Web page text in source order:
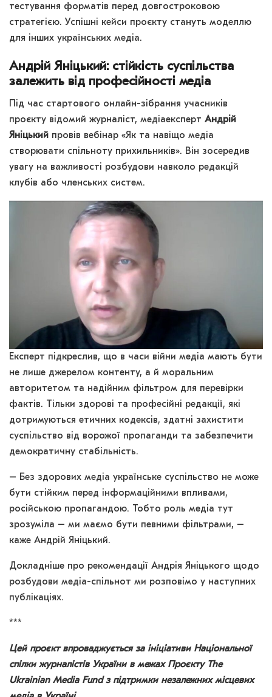
тестування форматів перед довгостроковою
стратегією. Успішні кейси проєкту стануть моделлю
для інших українських медіа.
Андрій Яніцький: стійкість суспільства
залежить від професійності медіа
Під час стартового онлайн-зібрання учасників
проєкту відомий журналіст, медіаексперт Андрій
Яніцький провів вебінар «Як та навіщо медіа
створювати спільноту прихильників». Він зосередив
увагу на важливості розбудови навколо редакцій
клубів або членських систем.
Експерт підкреслив, що в часи війни медіа мають бути
не лише джерелом контенту, а й моральним
авторитетом та надійним фільтром для перевірки
фактів. Тільки здорові та професійні редакції, які
дотримуються етичних кодексів, здатні захистити
суспільство від ворожої пропаганди та забезпечити
демократичну стабільність.
– Без здорових медіа українське суспільство не може
бути стійким перед інформаційними впливами,
російською пропагандою. Тобто роль медіа тут
зрозуміла – ми маємо бути певними фільтрами, –
каже Андрій Яніцький.
Докладніше про рекомендації Андрія Яніцького щодо
розбудови медіа-спільнот ми розповімо у наступних
публікаціях.
***
Цей проєкт впроваджується за ініціативи Національної
спілки журналістів України в межах Проєкту The
Ukrainian Media Fund з підтримки незалежних місцевих